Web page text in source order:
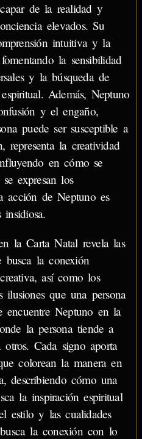
de la realidad y
elevados. Su
intuitiva y la
la sensibilidad
y la búsqueda de
Además, Neptuno
y el engaño,
puede ser susceptible a
la creatividad
en cómo se
expresan los
acción de Neptuno es
la Carta Natal revela las
busca la conexión
así como los
ilusiones que una persona
encuentre Neptuno en la
la persona tiende a
Cada signo aporta
colorean la manera en
describiendo cómo una
la inspiración espiritual
estilo y las cualidades
la conexión con lo